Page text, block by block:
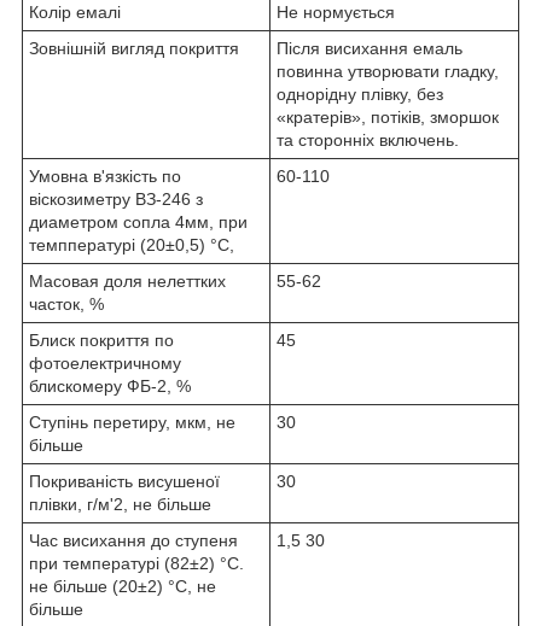
Колір емалі
Не нормується
Зовнішній вигляд покриття
Після висихання емаль
повинна утворювати гладку,
однорідну плівку, без
«кратерів», потіків, зморшок
та сторонніх включень.
Умовна в'язкість по
віскозиметру ВЗ-246 з
диаметром сопла 4мм, при
темппературі (20±0,5) °С,
60-110
Масовая доля нелеттких
часток, %
55-62
Блиск покриття по
фотоелектричному
блискомеру ФБ-2, %
45
Ступінь перетиру, мкм, не
більше
30
Покриваність висушеної
плівки, г/м'2, не більше
30
Час висихання до ступеня
при температурі (82±2) °С.
не більше (20±2) °С, не
більше
1,5 30